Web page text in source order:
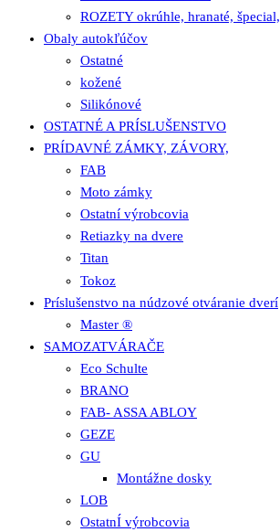
ROZETY okrúhle, hranaté, špecial,
Obaly autokľúčov
Ostatné
kožené
Silikónové
OSTATNÉ A PRÍSLUŠENSTVO
PRÍDAVNÉ ZÁMKY, ZÁVORY,
FAB
Moto zámky
Ostatní výrobcovia
Retiazky na dvere
Titan
Tokoz
Príslušenstvo na núdzové otváranie dverí
Master ®
SAMOZATVÁRAČE
Eco Schulte
BRANO
FAB- ASSA ABLOY
GEZE
GU
Montážne dosky
LOB
OstatnÍ výrobcovia